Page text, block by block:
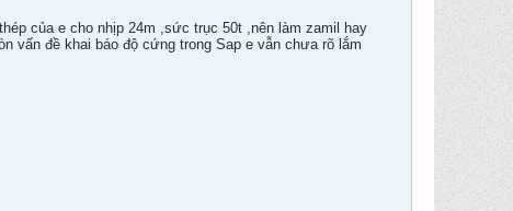
của e cho nhịp 24m ,sức trục 50t ,nên làm zamil hay
vấn đề khai báo độ cứng trong Sap e vẫn chưa rõ lắm